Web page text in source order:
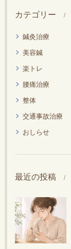
カテゴリー
鍼灸治療
美容鍼
楽トレ
腰痛治療
整体
交通事故治療
おしらせ
最近の投稿